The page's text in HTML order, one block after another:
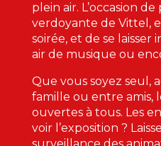
plein air. L’occasion
verdoyante de Vittel,
soirée, et de se laisser
air de musique ou
Que vous soyez seul,
famille ou entre amis,
ouvertes à tous. Les
voir l’exposition ?